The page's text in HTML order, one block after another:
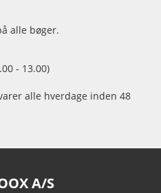
alle bøger.
- 13.00)
alle hverdage inden 48
A/S